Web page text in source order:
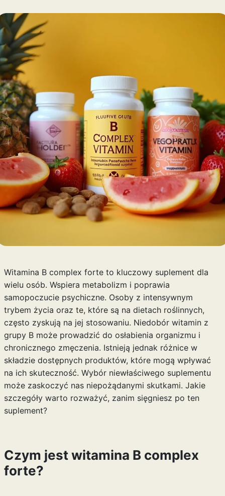
Witamina B complex forte to kluczowy suplement dla
wielu osób. Wspiera metabolizm i poprawia
samopoczucie psychiczne. Osoby z intensywnym
trybem życia oraz te, które są na dietach roślinnych,
często zyskują na jej stosowaniu. Niedobór witamin z
grupy B może prowadzić do osłabienia organizmu i
chronicznego zmęczenia. Istnieją jednak różnice w
składzie dostępnych produktów, które mogą wpływać
na ich skuteczność. Wybór niewłaściwego suplementu
może zaskoczyć nas niepożądanymi skutkami. Jakie
szczegóły warto rozważyć, zanim sięgniesz po ten
suplement?
Czym jest witamina B complex
forte?